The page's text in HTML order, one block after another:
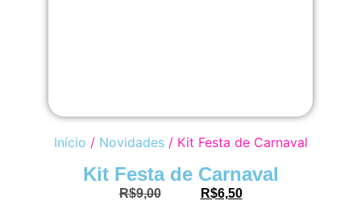
Início / Novidades/ Kit Festa de Carnaval
Kit Festa de Carnaval
R$9,00 R$6,50